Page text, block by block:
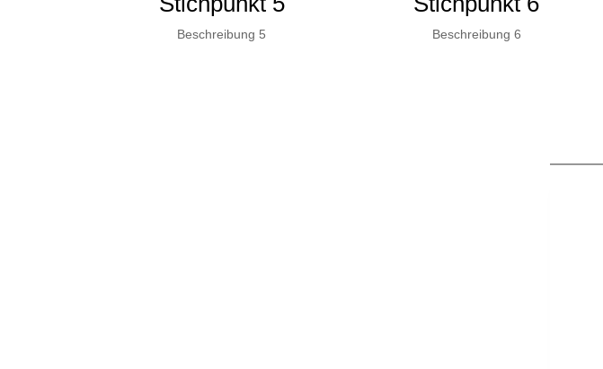
Beschreibung 5 Beschreibung 6